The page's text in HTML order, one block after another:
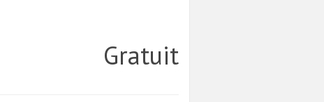
Gratuit